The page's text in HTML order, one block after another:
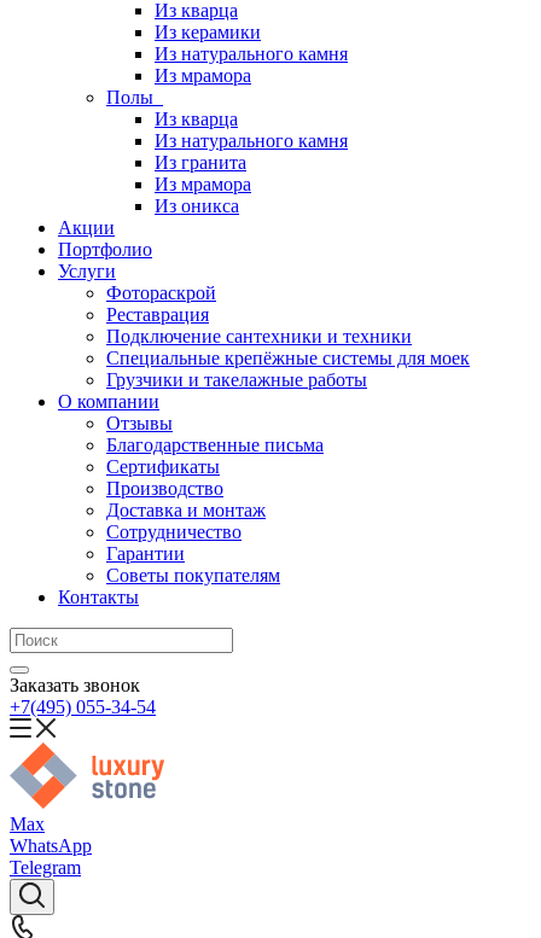
Из кварца
Из керамики
Из натурального камня
Из мрамора
Полы
Из кварца
Из натурального камня
Из гранита
Из мрамора
Из оникса
Акции
Портфолио
Услуги
Фотораскрой
Реставрация
Подключение сантехники и техники
Специальные крепёжные системы для моек
Грузчики и такелажные работы
О компании
Отзывы
Благодарственные письма
Сертификаты
Производство
Доставка и монтаж
Сотрудничество
Гарантии
Советы покупателям
Контакты
Заказать звонок
+7(495) 055-34-54
Max
WhatsApp
Telegram